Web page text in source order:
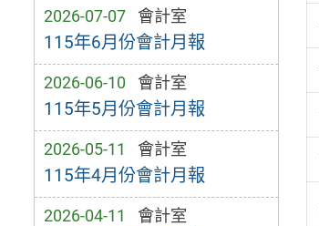
2026-07-07 會計室
115年6月份會計月報
2026-06-10 會計室
115年5月份會計月報
2026-05-11 會計室
115年4月份會計月報
2026-04-11 會計室